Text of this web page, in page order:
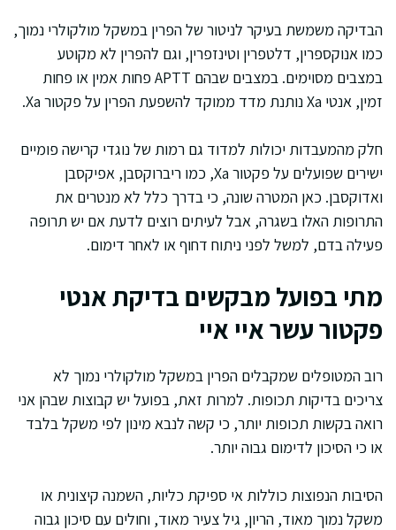
הבדיקה משמשת בעיקר לניטור של הפרין במשקל מולקולרי נמוך,
כמו אנוקספרין, דלטפרין וטינזפרין, וגם להפרין לא מקוטע
במצבים מסוימים. במצבים שבהם APTT פחות אמין או פחות
זמין, אנטי Xa נותנת מדד ממוקד להשפעת הפרין על פקטור Xa.
חלק מהמעבדות יכולות למדוד גם רמות של נוגדי קרישה פומיים
ישירים שפועלים על פקטור Xa, כמו ריברוקסבן, אפיקסבן
ואדוקסבן. כאן המטרה שונה, כי בדרך כלל לא מנטרים את
התרופות האלו בשגרה, אבל לעיתים רוצים לדעת אם יש תרופה
פעילה בדם, למשל לפני ניתוח דחוף או לאחר דימום.
מתי בפועל מבקשים בדיקת אנטי
פקטור עשר איי איי
רוב המטופלים שמקבלים הפרין במשקל מולקולרי נמוך לא
צריכים בדיקות תכופות. למרות זאת, בפועל יש קבוצות שבהן אני
רואה בקשות תכופות יותר, כי קשה לנבא מינון לפי משקל בלבד
או כי הסיכון לדימום גבוה יותר.
הסיבות הנפוצות כוללות אי ספיקת כליות, השמנה קיצונית או
משקל נמוך מאוד, הריון, גיל צעיר מאוד, וחולים עם סיכון גבוה